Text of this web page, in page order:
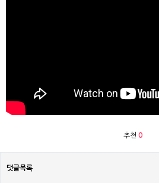
추천 0
댓글목록